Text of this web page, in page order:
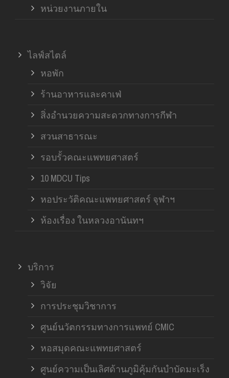
หน่วยงานภายใน
ไลฟ์สไตล์
หอพัก
ร้านอาหารและคาเฟ่
สิ่งอำนวยความสะดวกทางการกีฬา
สวนสาธารณะ
รอบรั้วคณะแพทยศาสตร์
10 MDCU Tips
หอประวัติคณะแพทยศาสตร์ จุฬาฯ
ห้องเรื่อง ในหลวงอานันทฯ
บริการ
วิจัย
การประชุมวิชาการ
ศูนย์นวัตกรรมทางการแพทย์ CMIC
หอสมุดคณะแพทยศาสตร์
ศูนย์ความเป็นเลิศด้านภูมิคุ้มกันบำบัดมะเร็ง